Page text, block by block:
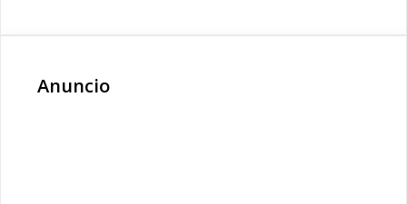
Anuncio